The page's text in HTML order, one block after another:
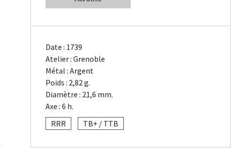
Date : 1739
Atelier : Grenoble
Métal : Argent
Poids : 2,82 g.
Diamètre : 21,6 mm.
Axe : 6 h.
RRR
TB+ / TTB